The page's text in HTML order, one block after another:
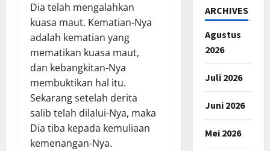
Dia telah mengalahkan
kuasa maut. Kematian-Nya
adalah kematian yang
mematikan kuasa maut,
dan kebangkitan-Nya
membuktikan hal itu.
Sekarang setelah derita
salib telah dilalui-Nya, maka
Dia tiba kepada kemuliaan
kemenangan-Nya.
ARCHIVES
Agustus
2026
Juli 2026
Juni 2026
Mei 2026